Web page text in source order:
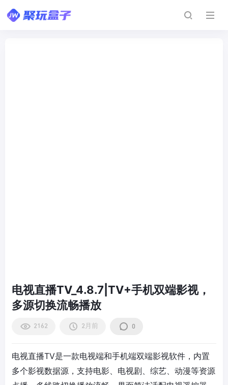
电视直播TV_4.8.7|TV+手机双端影视，
多源切换流畅播放
2162 2月前 0
电视直播TV是一款电视端和手机端双端影视软件，内置
多个影视数据源，支持电影、电视剧、综艺、动漫等资源